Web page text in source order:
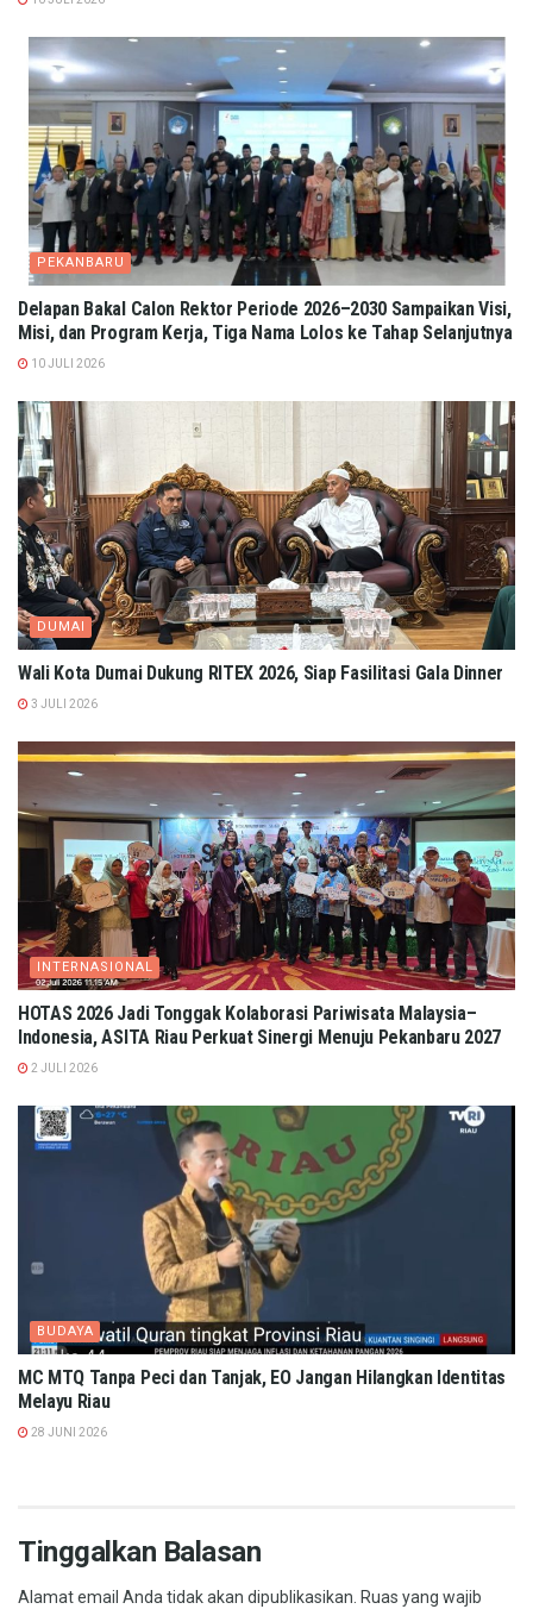
PEKANBARU
Delapan Bakal Calon Rektor Periode 2026–2030 Sampaikan Visi,
Misi, dan Program Kerja, Tiga Nama Lolos ke Tahap Selanjutnya
10 JULI 2026
DUMAI
Wali Kota Dumai Dukung RITEX 2026, Siap Fasilitasi Gala Dinner
3 JULI 2026
INTERNASIONAL
HOTAS 2026 Jadi Tonggak Kolaborasi Pariwisata Malaysia–
Indonesia, ASITA Riau Perkuat Sinergi Menuju Pekanbaru 2027
2 JULI 2026
BUDAYA
MC MTQ Tanpa Peci dan Tanjak, EO Jangan Hilangkan Identitas
Melayu Riau
28 JUNI 2026
Tinggalkan Balasan
Alamat email Anda tidak akan dipublikasikan. Ruas yang wajib